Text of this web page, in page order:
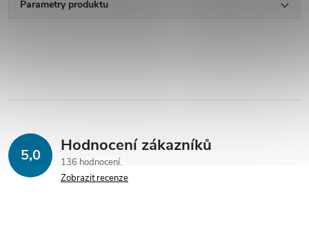
Parametry produktu
5,0 Hodnocení zákazníků
136 hodnocení
Zobrazit recenze